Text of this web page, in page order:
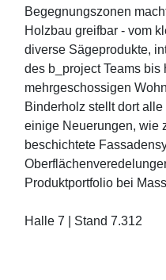
Begegnungszonen
Holzbau greifbar - vom
diverse Sägeprodukte,
des b_project Teams bis
mehrgeschossigen
Binderholz stellt dort
einige Neuerungen, wie
beschichtete
Produktportfolio bei
Halle 7 | Stand 7.312